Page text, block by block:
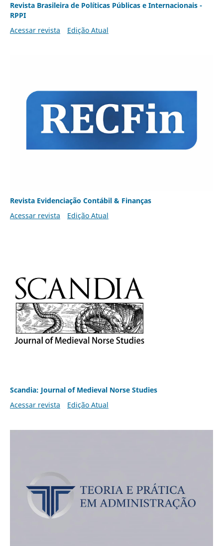
Revista Brasileira de Políticas Públicas e Internacionais -
RPPI
Acessar revista
Edição Atual
Revista Evidenciação Contábil & Finanças
Acessar revista
Edição Atual
Scandia: Journal of Medieval Norse Studies
Acessar revista
Edição Atual